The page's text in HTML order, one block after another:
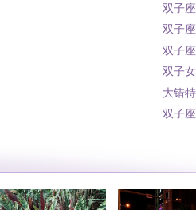
双子
双子
双子
双子
大错
双子